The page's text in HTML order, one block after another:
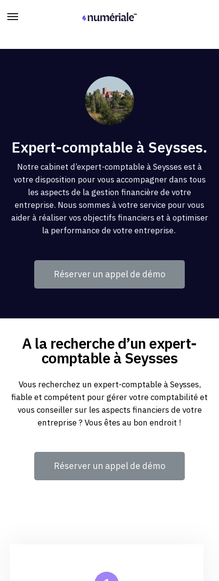
Expert-comptable à Seysses.
Notre cabinet d’expert-comptable à Seysses est à
votre disposition pour vous accompagner dans tous
les aspects de la gestion financière de votre
entreprise. Nous sommes à votre service pour vous
aider à réaliser vos objectifs financiers et à optimiser
la performance de votre entreprise.
Réserver un appel de démo
A la recherche d’un expert-
comptable à Seysses
Vous recherchez un expert-comptable à Seysses,
fiable et compétent pour gérer votre comptabilité et
vous conseiller sur les aspects financiers de votre
entreprise ? Vous êtes au bon endroit !
Réserver un appel de démo